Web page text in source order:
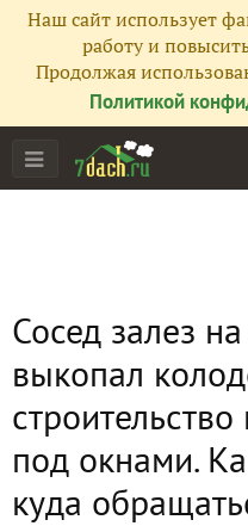
Наш сайт использует
работу и
Продолжая
Политикой
Сосед залез
выкопал
под окнами.
куда